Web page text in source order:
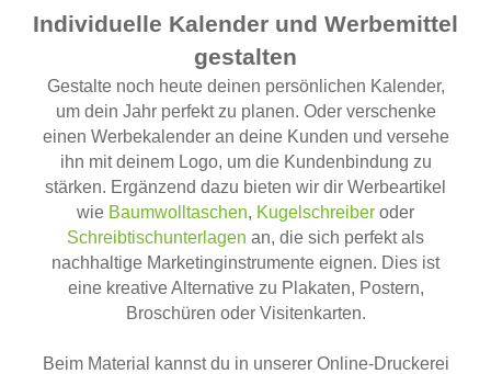
Individuelle Kalender und Werbemittel
gestalten
Gestalte noch heute deinen persönlichen Kalender,
um dein Jahr perfekt zu planen. Oder verschenke
einen Werbekalender an deine Kunden und versehe
ihn mit deinem Logo, um die Kundenbindung zu
stärken. Ergänzend dazu bieten wir dir Werbeartikel
wie Baumwolltaschen, Kugelschreiber oder
Schreibtischunterlagen an, die sich perfekt als
nachhaltige Marketinginstrumente eignen. Dies ist
eine kreative Alternative zu Plakaten, Postern,
Broschüren oder Visitenkarten.
Beim Material kannst du in unserer Online-Druckerei